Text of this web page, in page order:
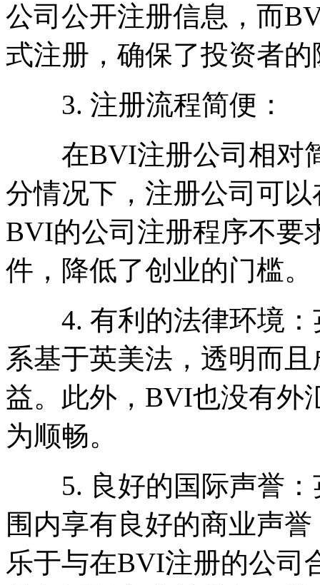
公司公开注册信息，而
式注册，确保了投资者
3. 注册流程简便：
在BVI注册公司相对简
分情况下，注册公司可
BVI的公司注册程序不要
件，降低了创业的门槛。
4. 有利的法律环境：
系基于英美法，透明而
益。此外，BVI也没有外
为顺畅。
5. 良好的国际声誉：
围内享有良好的商业声
乐于与在BVI注册的公司